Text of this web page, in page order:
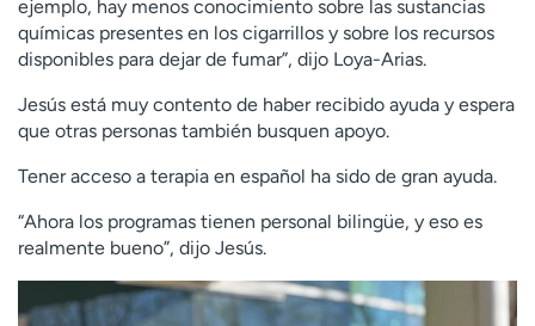
ejemplo, hay menos conocimiento sobre las sustancias
químicas presentes en los cigarrillos y sobre los recursos
disponibles para dejar de fumar”, dijo Loya-Arias.
Jesús está muy contento de haber recibido ayuda y espera
que otras personas también busquen apoyo.
Tener acceso a terapia en español ha sido de gran ayuda.
“Ahora los programas tienen personal bilingüe, y eso es
realmente bueno”, dijo Jesús.